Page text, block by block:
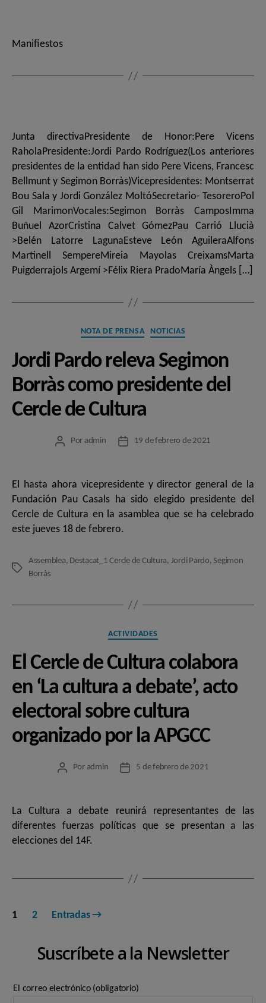
Manifiestos
Junta directivaPresidente de Honor:Pere Vicens
RaholaPresidente:Jordi Pardo Rodríguez(Los anteriores
presidentes de la entidad han sido Pere Vicens, Francesc
Bellmunt y Segimon Borràs)Vicepresidentes: Montserrat
Bou Sala y Jordi González MoltóSecretario- TesoreroPol
Gil MarimonVocales:Segimon Borràs CamposImma
Buñuel AzorCristina Calvet GómezPau Carrió Llucià
>Belén Latorre LagunaEsteve León AguileraAlfons
Martinell SempereMireia Mayolas CreixamsMarta
Puigderrajols Argemí >Félix Riera PradoMaría Àngels […]
Categorías
NOTA DE PRENSA NOTICIAS
Jordi Pardo releva Segimon
Borràs como presidente del
Cercle de Cultura
Autor
entrada
Por admin
Fecha
entrada
19 de febrero de 2021
El hasta ahora vicepresidente y director general de la
Fundación Pau Casals ha sido elegido presidente del
Cercle de Cultura en la asamblea que se ha celebrado
este jueves 18 de febrero.
Etiquetas
Assemblea, Destacat_1 Cercle de Cultura, Jordi Pardo, Segimon
Borràs
Categorías
ACTIVIDADES
El Cercle de Cultura colabora
en ‘La cultura a debate’, acto
electoral sobre cultura
organizado por la APGCC
Autor
entrada
Por admin
Fecha
entrada
5 de febrero de 2021
La Cultura a debate reunirá representantes de las
diferentes fuerzas políticas que se presentan a las
elecciones del 14F.
Paginación
entradas
1 2 Entradas→
Suscríbete a la Newsletter
El correo electrónico (obligatorio)